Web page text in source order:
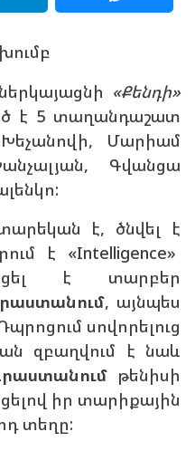
a
«Քենդի»
է 5 տաղանդաշատ
Մարիամ
Գվանցա
է, ծնվել է
է «Intelligence»
է տարբեր
, այնպես
սովորելուց
զբաղվում է նաև
թենիսի
իր տարիքային
տեղը: